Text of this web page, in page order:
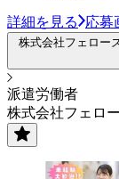
詳細を見る 応募
株式会社フェロー
派遣労働者
株式会社フェロ